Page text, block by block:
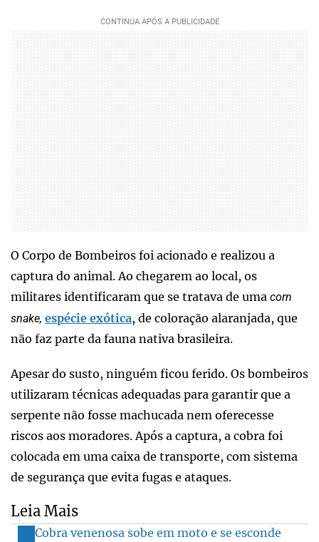
O Corpo de Bombeiros foi acionado e realizou a
captura do animal. Ao chegarem ao local, os
militares identificaram que se tratava de uma corn
snake, espécie exótica, de coloração alaranjada, que
não faz parte da fauna nativa brasileira.
Apesar do susto, ninguém ficou ferido. Os bombeiros
utilizaram técnicas adequadas para garantir que a
serpente não fosse machucada nem oferecesse
riscos aos moradores. Após a captura, a cobra foi
colocada em uma caixa de transporte, com sistema
de segurança que evita fugas e ataques.
Leia Mais
Cobra venenosa sobe em moto e se esconde